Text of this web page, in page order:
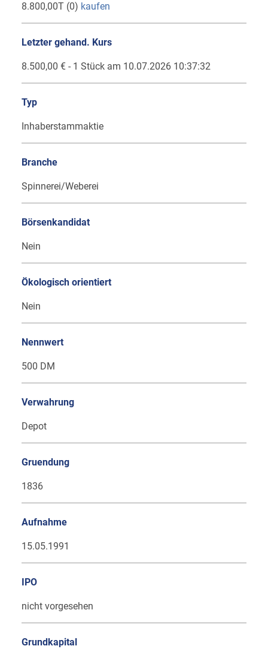
8.800,00T (0) kaufen
Letzter gehand. Kurs
8.500,00 € - 1 Stück am 10.07.2026 10:37:32
Typ
Inhaberstammaktie
Branche
Spinnerei/Weberei
Börsenkandidat
Nein
Ökologisch orientiert
Nein
Nennwert
500 DM
Verwahrung
Depot
Gruendung
1836
Aufnahme
15.05.1991
IPO
nicht vorgesehen
Grundkapital